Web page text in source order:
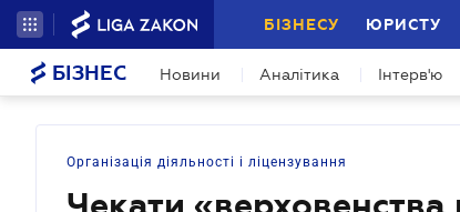
БІЗНЕСУ ЮРИСТУ
БІЗНЕС Новини Аналітика Інтерв'ю
Організація діяльності і ліцензування